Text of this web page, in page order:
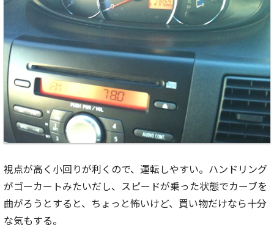
視点が高く小回りが利くので、運転しやすい。ハンドリング
がゴーカートみたいだし、スピードが乗った状態でカーブを
曲がろうとすると、ちょっと怖いけど、買い物だけなら十分
な気もする。